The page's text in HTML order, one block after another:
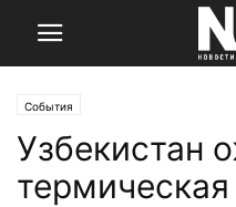
События
Узбекистан